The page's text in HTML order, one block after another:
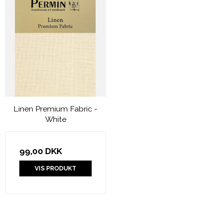
Linen Premium Fabric -
White
99,00 DKK
VIS PRODUKT